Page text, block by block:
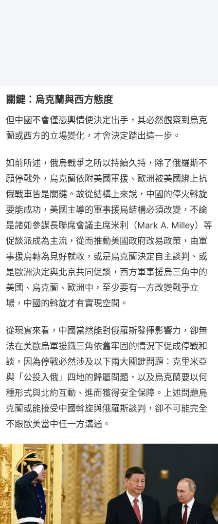
關鍵：烏克蘭與西方態度
但中國不會僅憑輿情便決定出手，其必然觀察到烏克
蘭或西方的立場變化，才會決定踏出這一步。
如前所述，俄烏戰爭之所以持續久持，除了俄羅斯不
願停戰外，烏克蘭依附美國軍援、歐洲被美國綁上抗
俄戰車皆是關鍵。故從結構上來說，中國的停火斡旋
要能成功，美國主導的軍事援烏結構必須改變，不論
是諸如參謀長聯席會議主席米利（Mark A. Milley）等
促談派成為主流，從而推動美國政府改易政策，由軍
事援烏轉為見好就收，或是烏克蘭決定自主談判、或
是歐洲決定與北京共同促談，西方軍事援烏三角中的
美國、烏克蘭、歐洲中，至少要有一方改變戰爭立
場，中國的斡旋才有實現空間。
從現實來看，中國當然能對俄羅斯發揮影響力，卻無
法在美歐烏軍援鐵三角依舊牢固的情況下促成停戰和
談，因為停戰必然涉及以下兩大關鍵問題：克里米亞
與「公投入俄」四地的歸屬問題，以及烏克蘭要以何
種形式與北約互動、進而獲得安全保障。上述問題烏
克蘭或能接受中國斡旋與俄羅斯談判，卻不可能完全
不跟歐美當中任一方溝通。